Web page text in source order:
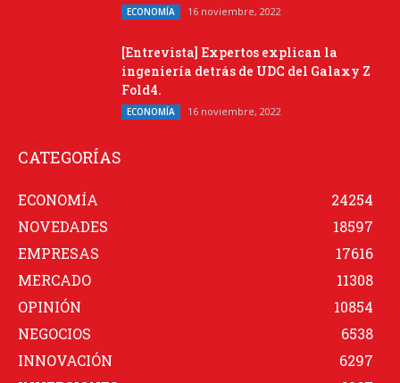
ECONOMÍA 16 noviembre, 2022
[Entrevista] Expertos explican la
ingeniería detrás de UDC del Galaxy Z
Fold4.
ECONOMÍA 16 noviembre, 2022
CATEGORÍAS
ECONOMÍA
24254
NOVEDADES
18597
EMPRESAS
17616
MERCADO
11308
OPINIÓN
10854
NEGOCIOS
6538
INNOVACIÓN
6297